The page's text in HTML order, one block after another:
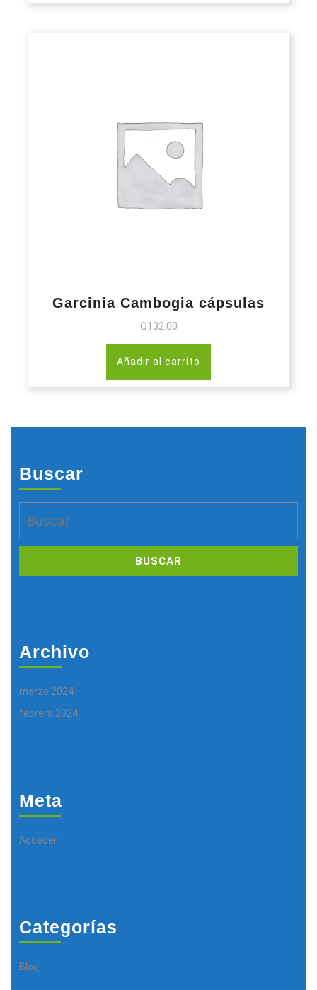
Garcinia Cambogia cápsulas
Q132.00
Añadir al carrito
Buscar
Archivo
marzo 2024
febrero 2024
Meta
Acceder
Categorías
Blog